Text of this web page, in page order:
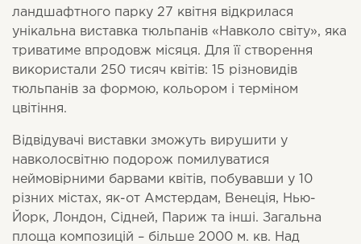
ландшафтного парку 27 квітня відкрилася
унікальна виставка тюльпанів «Навколо світу», яка
триватиме впродовж місяця. Для її створення
використали 250 тисяч квітів: 15 різновидів
тюльпанів за формою, кольором і терміном
цвітіння.
Відвідувачі виставки зможуть вирушити у
навколосвітню подорож помилуватися
неймовірними барвами квітів, побувавши у 10
різних містах, як-от Амстердам, Венеція, Нью-
Йорк, Лондон, Сідней, Париж та інші. Загальна
площа композицій – більше 2000 м. кв. Над